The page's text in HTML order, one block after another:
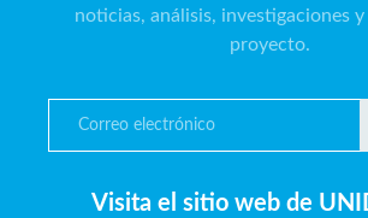
noticias, análisis, investigaciones y
proyecto.
Visita el sitio web de